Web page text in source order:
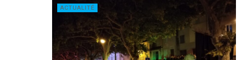
ACTUALITÉ